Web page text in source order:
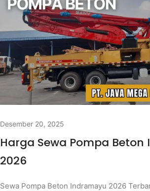
Desember 20, 2025
Harga Sewa Pompa
2026
Sewa Pompa Beton Indramayu 2026